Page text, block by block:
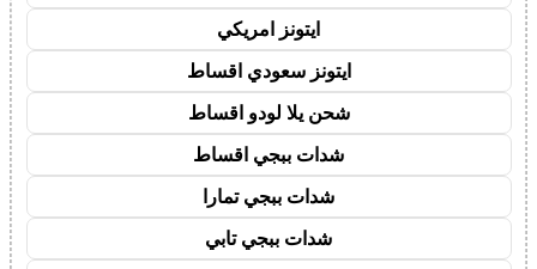
ايتونز امريكي
ايتونز سعودي اقساط
شحن يلا لودو اقساط
شدات ببجي اقساط
شدات ببجي تمارا
شدات ببجي تابي